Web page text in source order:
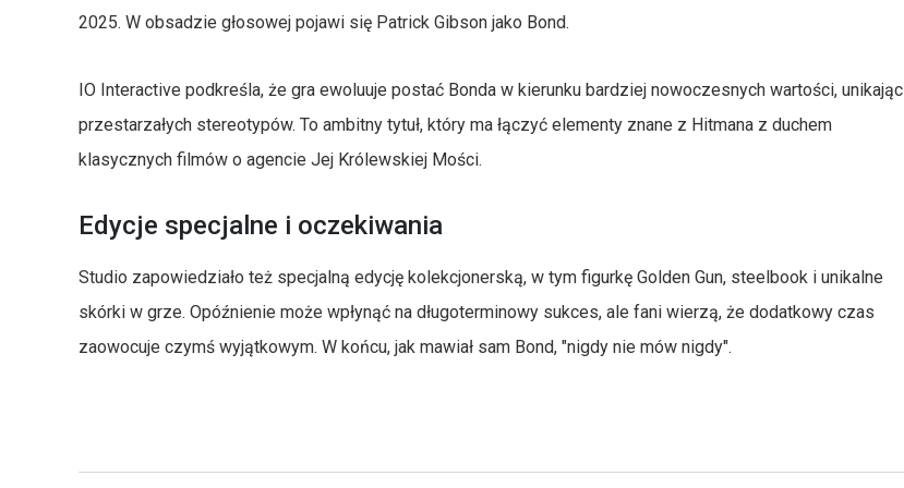
2025. W obsadzie głosowej pojawi się Patrick Gibson jako Bond.
IO Interactive podkreśla, że gra ewoluuje postać Bonda w kierunku bardziej nowoczesnych wartości, unikając
przestarzałych stereotypów. To ambitny tytuł, który ma łączyć elementy znane z Hitmana z duchem
klasycznych filmów o agencie Jej Królewskiej Mości.
Edycje specjalne i oczekiwania
Studio zapowiedziało też specjalną edycję kolekcjonerską, w tym figurkę Golden Gun, steelbook i unikalne
skórki w grze. Opóźnienie może wpłynąć na długoterminowy sukces, ale fani wierzą, że dodatkowy czas
zaowocuje czymś wyjątkowym. W końcu, jak mawiał sam Bond, "nigdy nie mów nigdy".